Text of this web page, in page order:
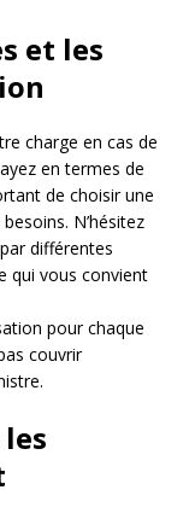
et les
charge en cas de
en termes de
de choisir une
N’hésitez
différentes
qui vous convient
pour chaque
couvrir